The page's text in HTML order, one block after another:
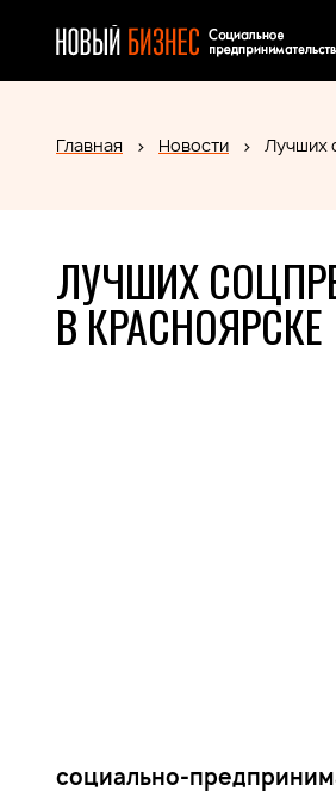
Главная Новости Лучших
ЛУЧШИХ
В КРАСНОЯРСКЕ
социально-